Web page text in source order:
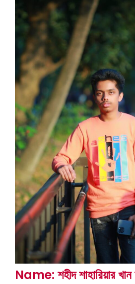
Name: শহীদ শাহারিয়ার